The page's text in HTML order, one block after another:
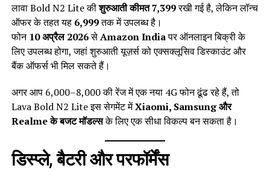
लावा Bold N2 Lite कीशुरुआती कीमत 7,399रखी गई है, लेकिन लॉन्च
ऑफर के तहत यह 6,999तक में उपलब्ध है।
फोन 10 अप्रैल 2026सेAmazon Indiaपर ऑनलाइन बिक्री के
लिए उपलब्ध होगा, जहां शुरुआती यूज़र्स को एक्सक्लूसिव डिस्काउंट और
बैंक ऑफर्स भी मिल सकते हैं।
अगर आप ₹6,000–₹8,000 की रेंज में एक नया 4G फोन ढूंढ रहे हैं, तो
Lava Bold N2 Lite इस सेगमेंट मेंXiaomi, Samsung और
Realme के बजट मॉडल्सके लिए एक सीधा विकल्प बन सकता है।
डिस्प्ले, बैटरी और परफॉर्मेंस